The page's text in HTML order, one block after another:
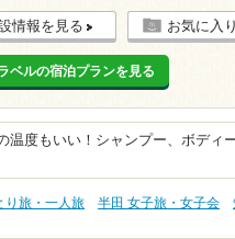
情報を見る お気に入
ベルの宿泊プランを見る
温度もいい！シャンプー、ボディ
り旅・一人旅 半田 女子旅・女子会